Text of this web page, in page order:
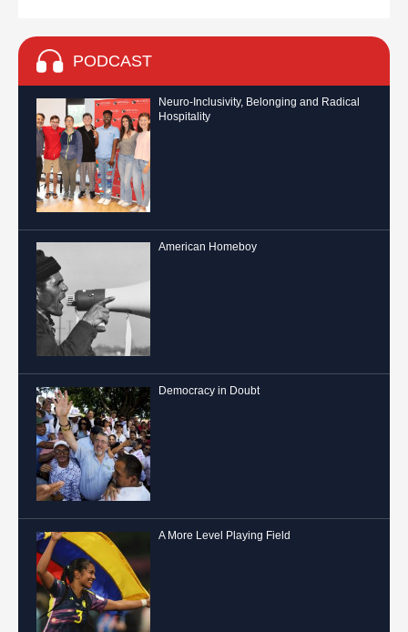
PODCAST
Neuro-Inclusivity, Belonging and Radical
Hospitality
American Homeboy
Democracy in Doubt
A More Level Playing Field